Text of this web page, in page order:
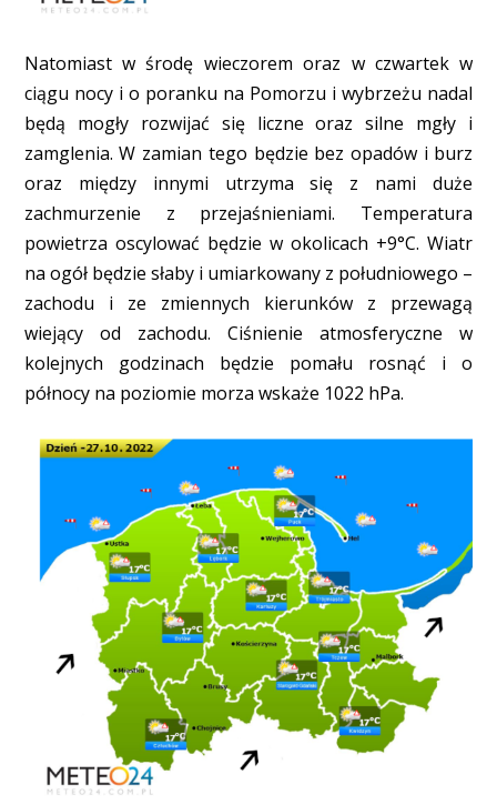
Natomiast w środę wieczorem oraz w czwartek w
ciągu nocy i o poranku na Pomorzu i wybrzeżu nadal
będą mogły rozwijać się liczne oraz silne mgły i
zamglenia. W zamian tego będzie bez opadów i burz
oraz między innymi utrzyma się z nami duże
zachmurzenie z przejaśnieniami. Temperatura
powietrza oscylować będzie w okolicach +9°C. Wiatr
na ogół będzie słaby i umiarkowany z południowego –
zachodu i ze zmiennych kierunków z przewagą
wiejący od zachodu. Ciśnienie atmosferyczne w
kolejnych godzinach będzie pomału rosnąć i o
północy na poziomie morza wskaże 1022 hPa.